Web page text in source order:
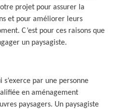
projet pour assurer la
et pour améliorer leurs
C’est pour ces raisons que
un paysagiste.
par une personne
en aménagement
paysagers. Un paysagiste